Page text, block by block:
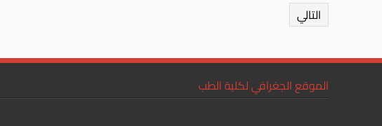
التالي
الموقع الجغرافي لكلية الطب